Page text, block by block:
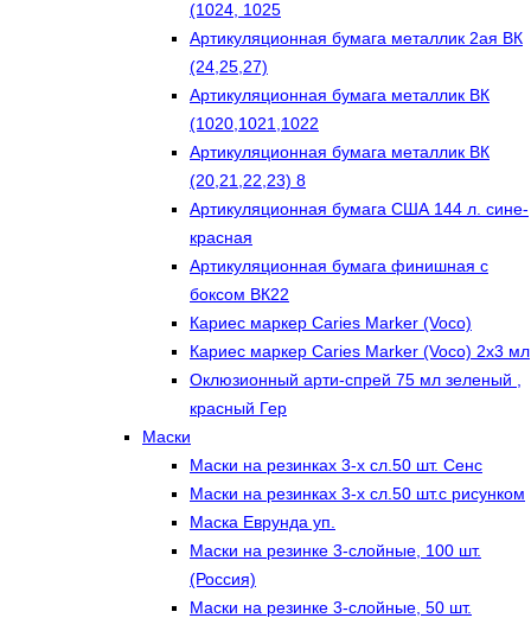
(1024, 1025
Артикуляционная бумага металлик 2ая ВК
(24,25,27)
Артикуляционная бумага металлик ВК
(1020,1021,1022
Артикуляционная бумага металлик ВК
(20,21,22,23) 8
Артикуляционная бумага США 144 л. сине-
красная
Артикуляционная бумага финишная с
боксом ВК22
Кариес маркер Caries Marker (Voco)
Кариес маркер Caries Marker (Voco) 2х3 мл
Оклюзионный арти-спрей 75 мл зеленый ,
красный Гер
Маски
Маски на резинках 3-х сл.50 шт. Сенс
Маски на резинках 3-х сл.50 шт.с рисунком
Маска Еврунда уп.
Маски на резинке 3-слойные, 100 шт.
(Россия)
Маски на резинке 3-слойные, 50 шт.